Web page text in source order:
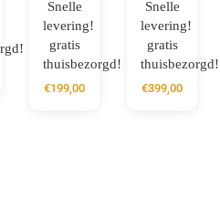
Snelle
levering!
gratis
thuisbezorgd!
€199,00
Snelle
levering!
gratis
thuisbezorgd!
€399,00